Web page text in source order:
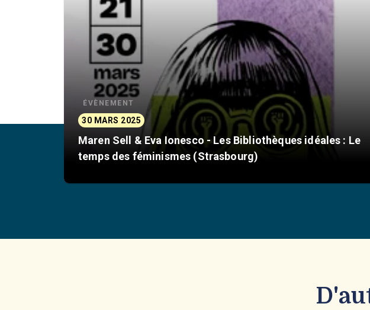
ÉVÈNEMENT
30 MARS 2025
Maren Sell & Eva Ionesco - Les Bibliothèques idéales : Le
temps des féminismes (Strasbourg)